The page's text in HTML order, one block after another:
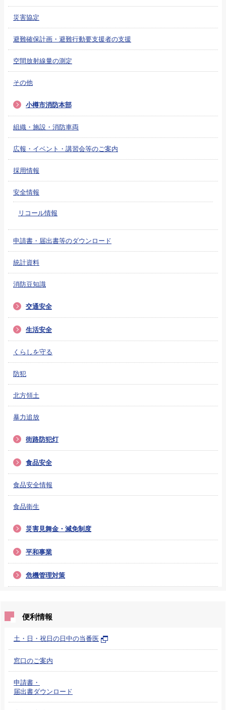
災害協定
避難確保計画・避難行動要支援者の支援
空間放射線量の測定
その他
小樽市消防本部
組織・施設・消防車両
広報・イベント・講習会等のご案内
採用情報
安全情報
リコール情報
申請書・届出書等のダウンロード
統計資料
消防豆知識
交通安全
生活安全
くらしを守る
防犯
北方領土
暴力追放
街路防犯灯
食品安全
食品安全情報
食品衛生
災害見舞金・減免制度
平和事業
危機管理対策
便利情報
土・日・祝日の日中の当番医
窓口のご案内
申請書・
届出書ダウンロード